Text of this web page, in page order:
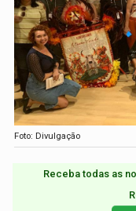
Foto: Divulgação
Receba todas as